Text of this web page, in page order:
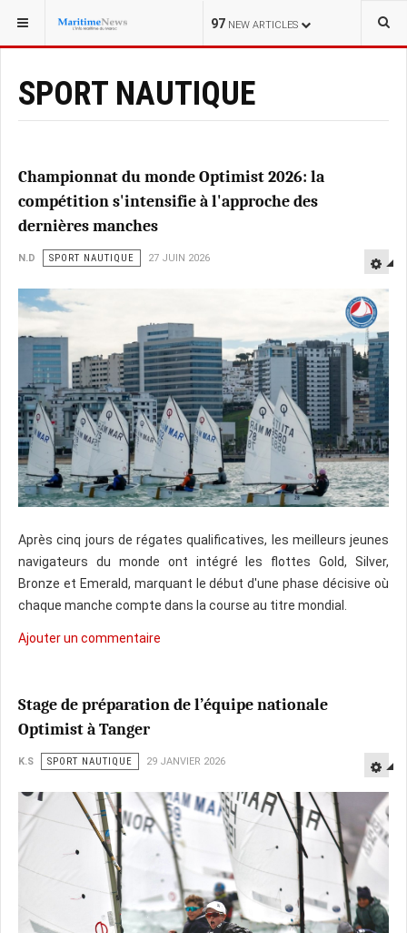
97 NEW ARTICLES
VOUS ÊTES ICI :
SPORT NAUTIQUE
Championnat du monde Optimist 2026: la
compétition s'intensifie à l'approche des
dernières manches
N.D SPORT NAUTIQUE 27 JUIN 2026
Après cinq jours de régates qualificatives, les meilleurs jeunes
navigateurs du monde ont intégré les flottes Gold, Silver,
Bronze et Emerald, marquant le début d'une phase décisive où
chaque manche compte dans la course au titre mondial.
Ajouter un commentaire
Stage de préparation de l’équipe nationale
Optimist à Tanger
K.S SPORT NAUTIQUE 29 JANVIER 2026